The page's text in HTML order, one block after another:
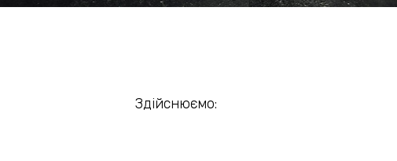
Здійснюємо: